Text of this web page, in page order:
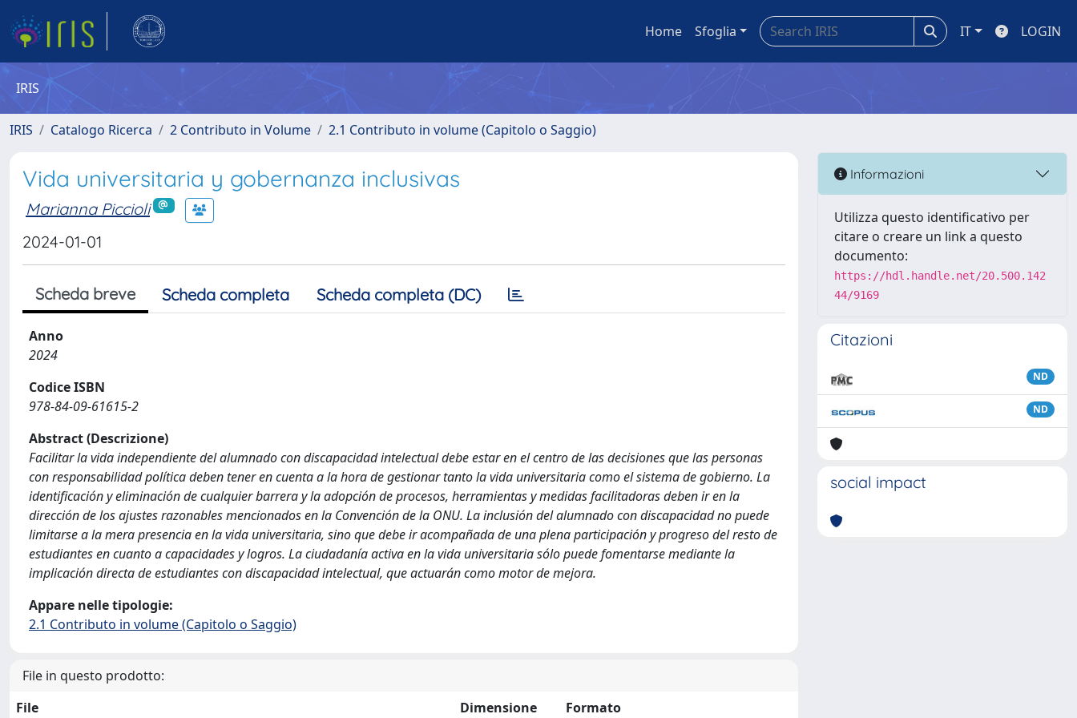
Home Sfoglia IT LOGIN
IRIS
IRIS Catalogo Ricerca 2 Contributo in Volume 2.1 Contributo in volume (Capitolo o Saggio)
Vida universitaria y gobernanza inclusivas
Marianna Piccioli
2024-01-01
Scheda breve Scheda completa Scheda completa (DC)
Anno
2024
Codice ISBN
978-84-09-61615-2
Abstract (Descrizione)
Facilitar la vida independiente del alumnado con discapacidad intelectual debe estar en el centro de las decisiones que las personas
con responsabilidad política deben tener en cuenta a la hora de gestionar tanto la vida universitaria como el sistema de gobierno. La
identificación y eliminación de cualquier barrera y la adopción de procesos, herramientas y medidas facilitadoras deben ir en la
dirección de los ajustes razonables mencionados en la Convención de la ONU. La inclusión del alumnado con discapacidad no puede
limitarse a la mera presencia en la vida universitaria, sino que debe ir acompañada de una plena participación y progreso del resto de
estudiantes en cuanto a capacidades y logros. La ciudadanía activa en la vida universitaria sólo puede fomentarse mediante la
implicación directa de estudiantes con discapacidad intelectual, que actuarán como motor de mejora.
Appare nelle tipologie:
2.1 Contributo in volume (Capitolo o Saggio)
File in questo prodotto:
File
Dimensione Formato
Informazioni
Utilizza questo identificativo per
citare o creare un link a questo
documento:
https://hdl.handle.net/20.500.142
44/9169
Citazioni
ND
ND
social impact